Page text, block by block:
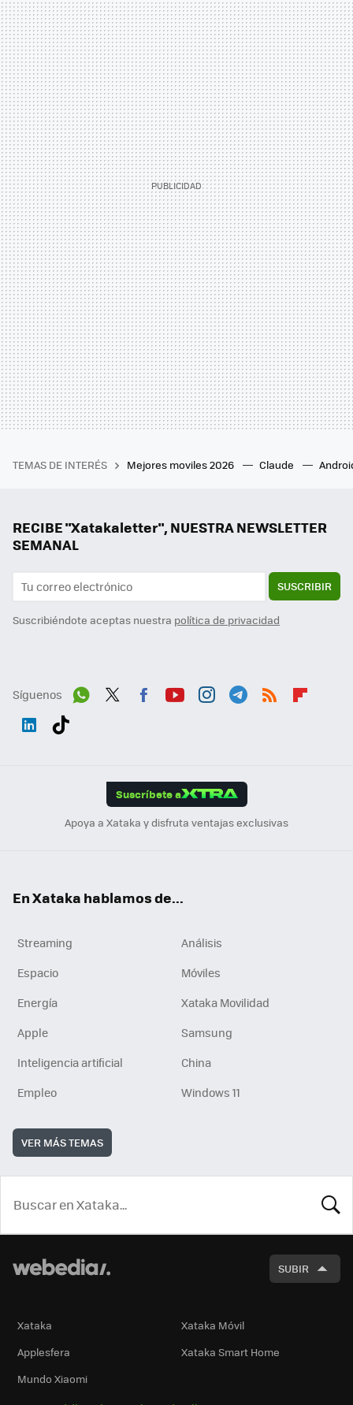
TEMAS DE INTERÉS Mejores moviles 2026 Claude
RECIBE "Xatakaletter", NUESTRA NEWSLETTER
SEMANAL
SUSCRIBIR
Suscribiéndote aceptas nuestra política de privacidad
Síguenos
Suscríbete a
Apoya a Xataka y disfruta ventajas exclusivas
En Xataka hablamos de...
Streaming
Análisis
Espacio
Móviles
Energía
Xataka Movilidad
Apple
Samsung
Inteligencia artificial
China
Empleo
Windows 11
VER MÁS TEMAS
SUBIR
Xataka
Xataka Móvil
Applesfera
Xataka Smart Home
Mundo Xiaomi